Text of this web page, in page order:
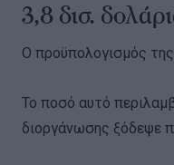
3,8 δισ.
Ο προϋπολογισμός
Το ποσό αυτό
διοργάνωσης ξόδεψε